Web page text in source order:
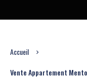
Accueil
Vente Appartement